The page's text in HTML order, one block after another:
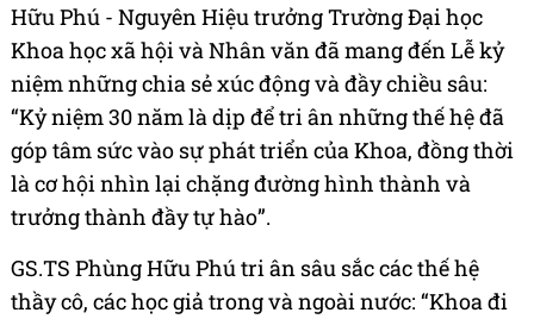
Hữu Phú - Nguyên Hiệu trưởng Trường Đại học
Khoa học xã hội và Nhân văn đã mang đến Lễ kỷ
niệm những chia sẻ xúc động và đầy chiều sâu:
“Kỷ niệm 30 năm là dịp để tri ân những thế hệ đã
góp tâm sức vào sự phát triển của Khoa, đồng thời
là cơ hội nhìn lại chặng đường hình thành và
trưởng thành đầy tự hào”.
GS.TS Phùng Hữu Phú tri ân sâu sắc các thế hệ
thầy cô, các học giả trong và ngoài nước: “Khoa đi